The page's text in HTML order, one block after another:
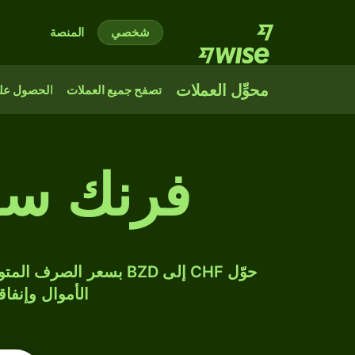
شخصي المنصة
محوِّل العملات تصفح جميع العملات الحصول
فرنك
الأموال